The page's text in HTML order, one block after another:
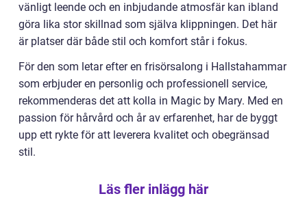
vänligt leende och en inbjudande atmosfär kan ibland
göra lika stor skillnad som själva klippningen. Det här
är platser där både stil och komfort står i fokus.
För den som letar efter en frisörsalong i Hallstahammar
som erbjuder en personlig och professionell service,
rekommenderas det att kolla in Magic by Mary. Med en
passion för hårvård och år av erfarenhet, har de byggt
upp ett rykte för att leverera kvalitet och obegränsad
stil.
Läs fler inlägg här